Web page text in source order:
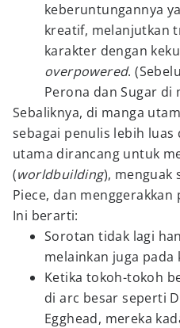
keberuntungannya
kreatif, melanjutkan
karakter dengan
overpowered.
Perona dan Sugar di
Sebaliknya, di manga
sebagai penulis lebih luas
utama dirancang untuk
(worldbuilding), menguak
Piece, dan
Ini berarti:
Sorotan tidak lagi
melainkan juga
Ketika tokoh-tokoh
di arc besar seperti
Egghead, mereka